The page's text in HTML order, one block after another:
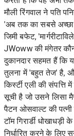
मौली रिंगवाल ने पति
'अब तक का सबसे
जिमी बफेट,
JWoww की मंगेतर
दुकानदार सहमत हैं कि
तुलना में 'बहुत तेज' है,
किर्स्टी एली की संपत्ति
सूची है जो उसने लिसा
पैटन ओसवाल्ट की
टॉम गिरार्डी
निर्धारित करने के लिए